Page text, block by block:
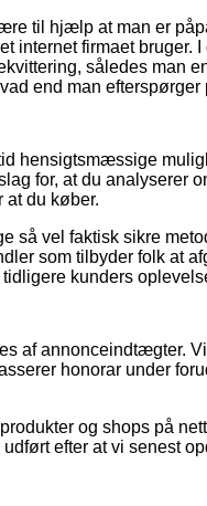
til hjælp at man er
internet firmaet
således man
end man
hensigtsmæssige
for, at du analyserer
at du køber.
så vel faktisk sikre
som tilbyder folk at
kunders
af annonceindtægter.
honorar under
og shops på
efter at vi senest